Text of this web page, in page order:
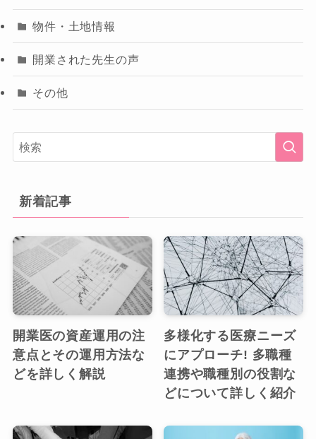
物件・土地情報
開業された先生の声
その他
新着記事
開業医の資産運用の注
意点とその運用方法な
どを詳しく解説
多様化する医療ニーズ
にアプローチ! 多職種
連携や職種別の役割な
どについて詳しく紹介